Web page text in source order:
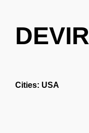
DEVIR
Cities: USA